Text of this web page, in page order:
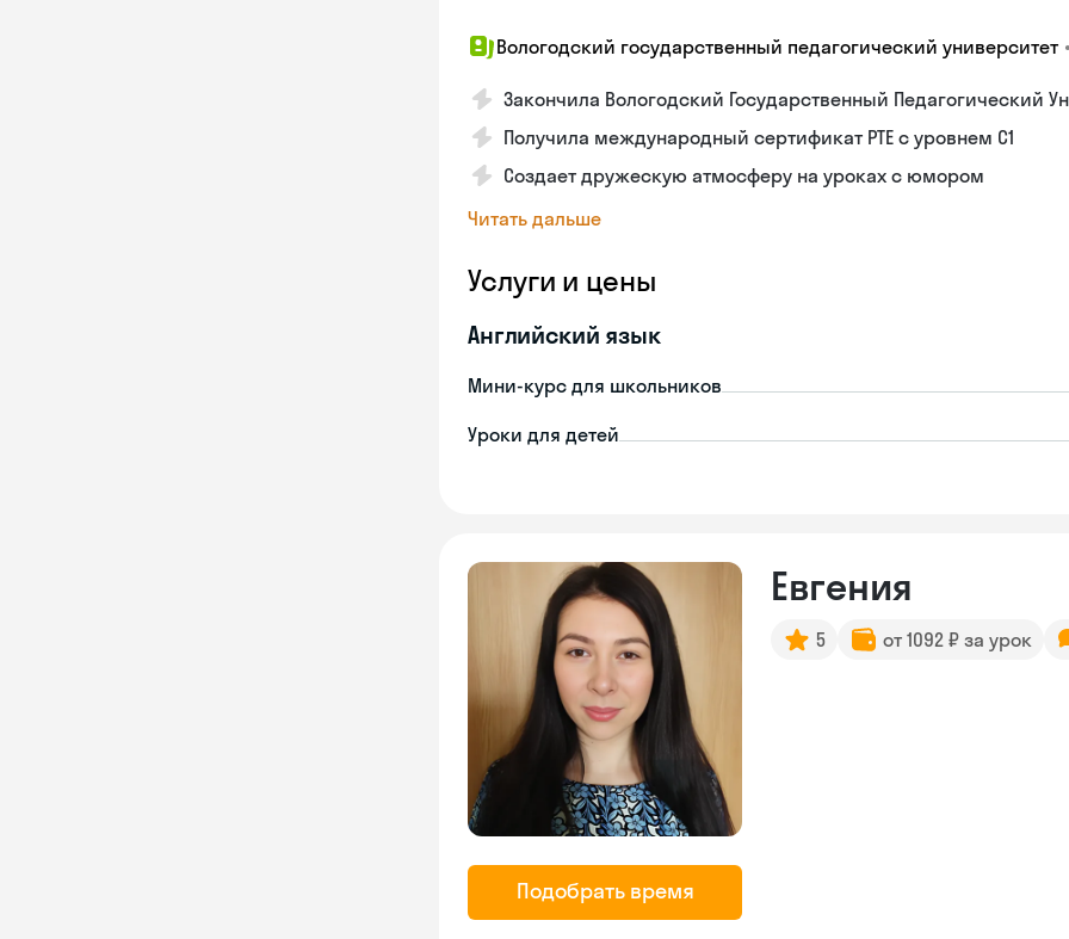
Вологодский государственный педагогический университет
Закончила Вологодский Государственный Педагогический
Получила международный сертификат PTE с уровнем C1
Создает дружескую атмосферу на уроках с юмором
Читать дальше
Услуги и цены
Английский язык
Мини-курс для школьников
Уроки для детей
Подобрать время
Евгения
5 от 1092 ₽ за урок